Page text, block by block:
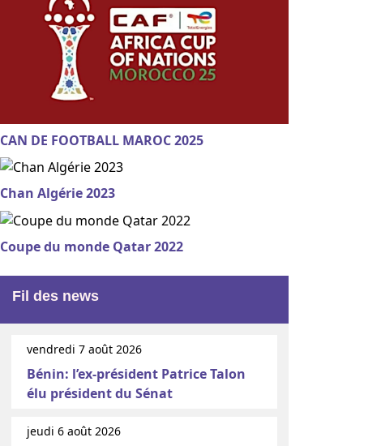
CAN DE FOOTBALL MAROC 2025
Chan Algérie 2023
Coupe du monde Qatar 2022
Fil des news
vendredi 7 août 2026
Bénin: l’ex-président Patrice Talon
élu président du Sénat
jeudi 6 août 2026